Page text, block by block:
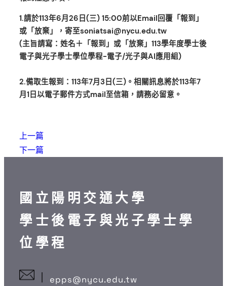
1.請於113年6月26日(三) 15:00前以Email回覆「報到」
或「放棄」，寄至soniatsai@nycu.edu.tw
(主旨請寫：姓名＋「報到」或「放棄」113學年度學士後
電子與光子學士學位學程-電子/光子與AI應用組)
2.備取生報到：113年7月3日(三)。相關訊息將於113年7
月1日以電子郵件方式mail至信箱，請務必留意。
上一篇
下一篇
國立陽明交通大學
學士後電子與光子學士學
位學程
epps@nycu.edu.tw